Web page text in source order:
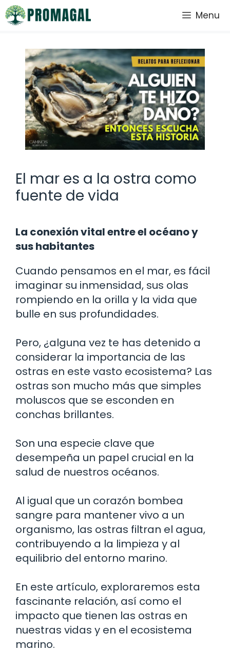
Saltar
al
Menu
El mar es a la ostra como
fuente de vida
La conexión vital entre el océano y
sus habitantes
Cuando pensamos en el mar, es fácil
imaginar su inmensidad, sus olas
rompiendo en la orilla y la vida que
bulle en sus profundidades.
Pero, ¿alguna vez te has detenido a
considerar la importancia de las
ostras en este vasto ecosistema? Las
ostras son mucho más que simples
moluscos que se esconden en
conchas brillantes.
Son una especie clave que
desempeña un papel crucial en la
salud de nuestros océanos.
Al igual que un corazón bombea
sangre para mantener vivo a un
organismo, las ostras filtran el agua,
contribuyendo a la limpieza y al
equilibrio del entorno marino.
En este artículo, exploraremos esta
fascinante relación, así como el
impacto que tienen las ostras en
nuestras vidas y en el ecosistema
marino.